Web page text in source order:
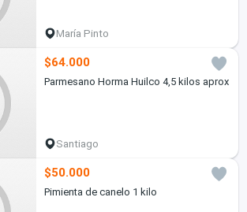
María Pinto
$64.000
Parmesano Horma Huilco 4,5 kilos aprox
Santiago
$50.000
Pimienta de canelo 1 kilo